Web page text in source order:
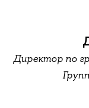
Директор по